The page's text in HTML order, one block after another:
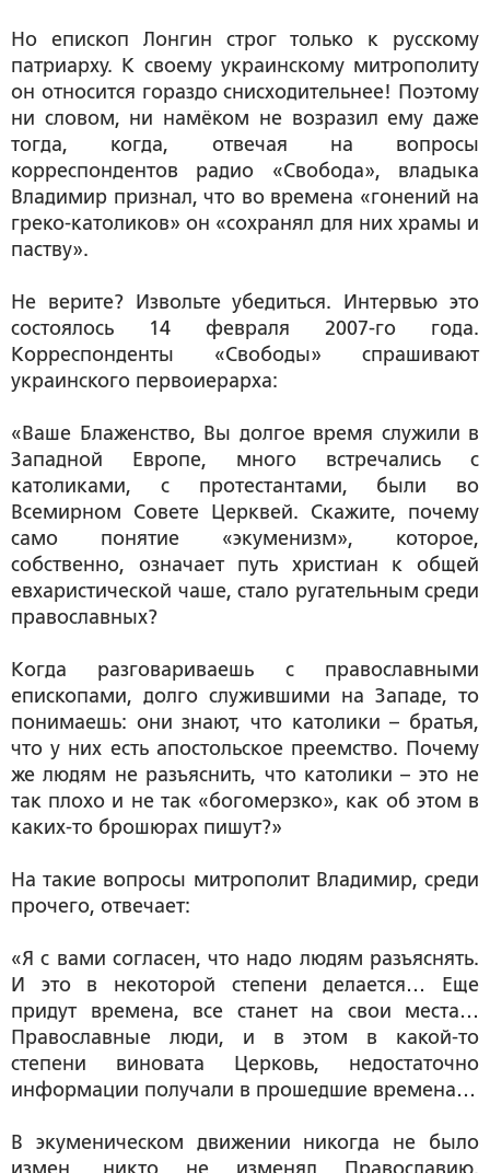
Но епископ Лонгин строг только к русскому
патриарху. К своему украинскому митрополиту
он относится гораздо снисходительнее! Поэтому
ни словом, ни намёком не возразил ему даже
тогда, когда, отвечая на вопросы
корреспондентов радио «Свобода», владыка
Владимир признал, что во времена «гонений на
греко-католиков» он «сохранял для них храмы и
паству».
Не верите? Извольте убедиться. Интервью это
состоялось 14 февраля 2007-го года.
Корреспонденты «Свободы» спрашивают
украинского первоиерарха:
«Ваше Блаженство, Вы долгое время служили в
Западной Европе, много встречались с
католиками, с протестантами, были во
Всемирном Совете Церквей. Скажите, почему
само понятие «экуменизм», которое,
собственно, означает путь христиан к общей
евхаристической чаше, стало ругательным среди
православных?
Когда разговариваешь с православными
епископами, долго служившими на Западе, то
понимаешь: они знают, что католики – братья,
что у них есть апостольское преемство. Почему
же людям не разъяснить, что католики – это не
так плохо и не так «богомерзко», как об этом в
каких-то брошюрах пишут?»
На такие вопросы митрополит Владимир, среди
прочего, отвечает:
«Я с вами согласен, что надо людям разъяснять.
И это в некоторой степени делается… Еще
придут времена, все станет на свои места…
Православные люди, и в этом в какой-то
степени виновата Церковь, недостаточно
информации получали в прошедшие времена…
В экуменическом движении никогда не было